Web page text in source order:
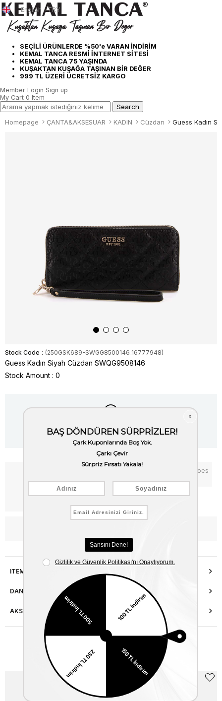
SEÇİLİ ÜRÜNLERDE %50'e VARAN İNDİRİM
KEMAL TANCA RESMİ İNTERNET SİTESİ
KEMAL TANCA 75 YAŞINDA
KUŞAKTAN KUŞAĞA TAŞINAN BİR DEĞER
999 TL ÜZERİ ÜCRETSİZ KARGO
English - TRY
Member Login Sign up
My Cart 0 Item
Homepage ÇANTA&AKSESUAR KADIN Cüzdan Guess Kadın
Stock Code (250GSK689-SWGG8500146_16777948)
Guess Kadın Siyah Cüzdan SWQG9508146
Stock Amount : 0
Item is out of stock.
Notify me when the price goes
ITEM FEATURES
DANIŞMA HATTI
AKSESUAR ONARIMI
Similar Items